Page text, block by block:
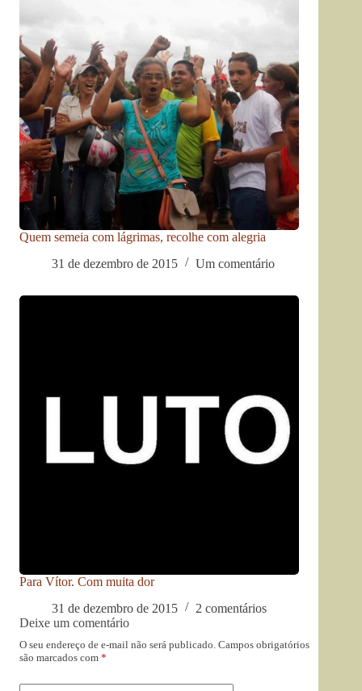
Quem semeia com lágrimas, recolhe com alegria
31 de dezembro de 2015
Um comentário
Para Vítor. Com muita dor
31 de dezembro de 2015
2 comentários
Deixe um comentário
O seu endereço de e-mail não será publicado. Campos obrigatórios
são marcados com *